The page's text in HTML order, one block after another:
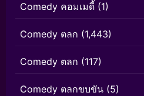
Comedy คอมเมดี้ (1)
Comedy ตลก (1,443)
Comedy ตลก (117)
Comedy ตลกขบขัน (5)